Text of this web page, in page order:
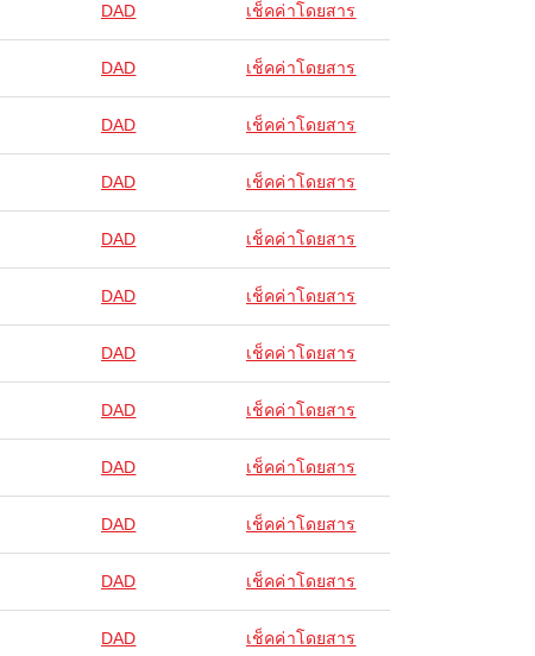
DAD เช็คค่าโดยสาร
DAD เช็คค่าโดยสาร
DAD เช็คค่าโดยสาร
DAD เช็คค่าโดยสาร
DAD เช็คค่าโดยสาร
DAD เช็คค่าโดยสาร
DAD เช็คค่าโดยสาร
DAD เช็คค่าโดยสาร
DAD เช็คค่าโดยสาร
DAD เช็คค่าโดยสาร
DAD เช็คค่าโดยสาร
DAD เช็คค่าโดยสาร